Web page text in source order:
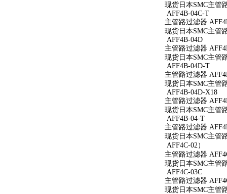
现货日本SMC主管
AFF4B-04C-T
主管路过滤器
现货日本SMC主管
AFF4B-04D
主管路过滤器
现货日本SMC主管
AFF4B-04D-T
主管路过滤器
现货日本SMC主管
AFF4B-04D-X18
主管路过滤器
现货日本SMC主管
AFF4B-04-T
主管路过滤器
现货日本SMC主管
AFF4C-02）
主管路过滤器
现货日本SMC主管
AFF4C-03C
主管路过滤器
现货日本SMC主管